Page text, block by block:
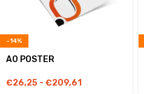
-14%
A0 POSTER
€26,25 - €209,61